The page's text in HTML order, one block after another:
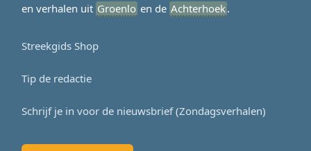
en verhalen uit Groenlo en de Achterhoek.
Streekgids Shop
Tip de redactie
Schrijf je in voor de nieuwsbrief (Zondagsverhalen)